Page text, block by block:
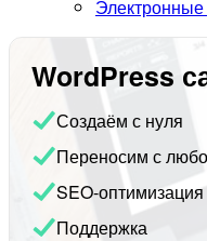
Электронные
WordPress
Создаём с нуля
Переносим с
SEO-оптимизация
Поддержка